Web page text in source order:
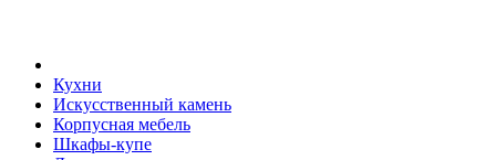
Кухни
Искусственный камень
Корпусная мебель
Шкафы-купе